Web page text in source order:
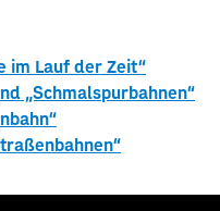
im Lauf der Zeit“
„Schmalspurbahnen“